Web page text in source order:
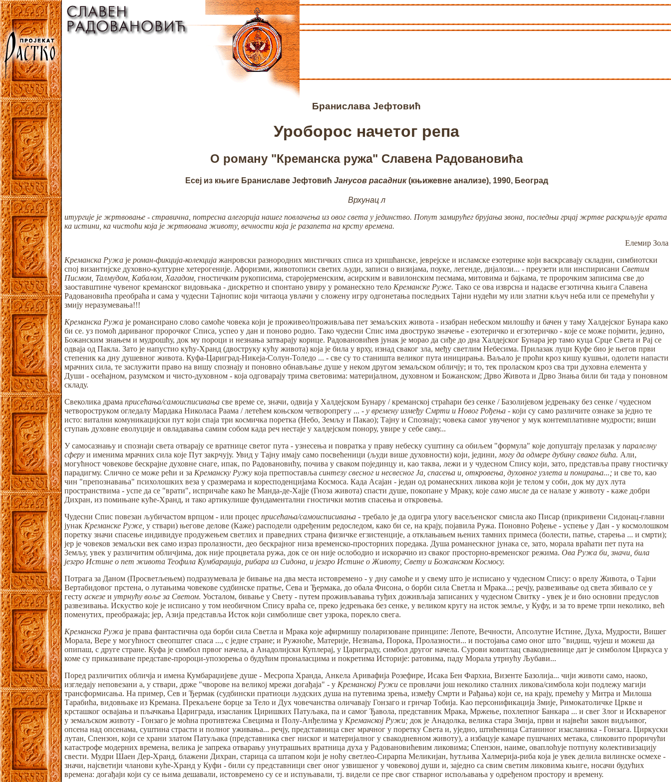
Бранислава Јефтовић
Уроборос начетог репа
О роману "Креманска ружа" Славена Радовановића
Есеј из књиге Браниславe Јефтовић Јанусов расадник(књижевне анализе), 1990, Београд
Врхунац л
итургије је жртвовање - стравична, потресна алегорија нашег повлачења из овог света у јединство. Попут замирућег брујања звона, последњи грцај жртве раскриљује врата
ка истини, ка чистоћи која је жртвована животу, вечности која је разапета на крсту времена.
Елемир Зола
Креманска Ружа је роман-фикција-колекција жанровски разнородних мистичких списа из хришћанске, јеврејске и исламске езотерике који васкрсавају складни, симбиотски
спој византијске духовно-културне хетерогеније. Афоризми, животописи светих људи, записи о визијама, поуке, легенде, дијалози... - преузети или инспирисани Светим
Писмом, Талмудом, Кабалом, Хагадом, гностичким рукописима, старојерменским, асирским и вавилонским песмама, митовима и бајкама, те пророчким записима све до
заоставштине чувеног креманског видовњака - дискретно и спонтано увиру у романескно тело Креманске Руже. Тако се ова изврсна и надасве егзотична књига Славена
Радовановића преобраћа и сама у чудесни Тајнопис који читаоца увлачи у сложену игру одгонетања последњих Тајни нудећи му или златни кључ неба или се премећући у
змију неразумевања!!!
Креманска Ружа је романсирано слово самоће човека који је проживео/проживљава пет земаљских живота - изабран небеском милошћу и бачен у таму Халдејског Бунара како
би се. уз помоћ дариваног пророчког Списа, успео у дан и поново родио. Тако чудесни Спис има двоструко значење - езотеричко и егзотеричко - које се може појмити, једино,
Божанским знањем и мудрошћу, док му пороци и незнања затварају корице. Радовановићев јунак је морао да сиђе до дна Халдејског Бунара јер тамо куца Срце Света и Рај се
одваја од Пакла. Зато је напустио кућу-Хранд (двоструку кућу живота) која је била у врху, изнад сваког зла, међу светлим Небесима. Прилазак луци Куфе био је његов први
степеник ка дну душевног живота. Куфа-Цариград-Никеја-Солун-Толедо ... - све су то станишта великог пута иницирања. Ваљало је проћи кроз кишу кушњи, одолети напасти
мрачних сила, те заслужити право на вишу спознају и поновно обнављање душе у неком другом земаљском обличју; и то, тек проласком кроз сва три духовна елемента у
Души - осећајном, разумском и чисто-духовном - која одговарају трима световима: материјалном, духовном и Божанском; Дрво Живота и Дрво Знања били би тада у поновном
складу.
Свеколика драма присећања/самоисписивања све време се, значи, одвија у Халдејском Бунару / креманској страћари без сенке / Базолијевом једрењаку без сенке / чудесном
четвороструком огледалу Мардака Николаса Раама / летећем коњском четворопрегу ... - у времену између Смрти и Новог Рођења - који су само различите ознаке за једно те
исто: витални комуникацијски пут који спаја три космичка поретка (Небо, Земљу и Пакао); Тајну и Спознају; човека самог увученог у мук контемплативне мудрости; виши
ступањ духовне еволуције и овладавања самим собом када реч нестаје у халдејском понору, увире у себе саму...
У самосазнању и спознаји света отварају се вратнице светог пута - узнесења и повратка у праву небеску суштину са обиљем "формула" које допуштају прелазак у паралелну
сферу и именима мрачних сила које Пут закрчују. Увид у Тајну имају само посвећеници (људи више духовности) који, једини,могу да одмере дубину сваког бића. Али,
могућност човекове бескрајне духовне снаге, ипак, по Радовановићу, почива у сваком појединцу и, као таква, лежи и у чудесном Спису који, зато, представља праву гностичку
парадигму. Слично се може рећи и за Креманску Ружу која претпоставља синтезу свесног и несвесног Ја, спасења и, откровења, духовног узлета и понирања...; и све то, као
чин "препознавања" психолошких веза у сразмерама и коресподенцијама Космоса. Када Асајан - један од романескних ликова који је телом у соби, док му дух лута
пространствима - успе да се "врати", испричаће како ће Манда-де-Хајје (Гноза живота) спасти душе, покопане у Мраку, које само мисле да се налазе у животу - каже добри
Дихран, из помињане куће-Хранд, и тако артикулише фундаментални гностички мотив спасења и откровења.
Чудесни Спис повезан љубичастом врпцом - или процес присећања/самоисписивања - требало је да одигра улогу васељенског смисла ако Писар (прикривени Сидонац-главни
јунак Креманске Руже, у ствари) његове делове (Каже) расподели одређеним редоследом, како би се, на крају, појавила Ружа. Поновно Рођење - успење у Дан - у космолошком
поретку значи спасење индивидуе продужењем светлих и праведних страна физичке егзистенције, а отклањањем њених тамних примеса (болести, патње, старења ... и смрти);
јер је човеков земаљски век само израз пролазности, део бескрајног низа временско-просторних поредака. Душа романескног јунака се, зато, морала враћати пет пута на
Земљу, увек у различитим обличјима, док није процветала ружа, док се он није ослободио и искорачио из сваког просторно-временског режима. Ова Ружа би, значи, била
језгро Истине о пет живота Теофила Кумбараџија, рибара из Сидона, и језгро Истине о Животу, Свету и Божанском Космосу.
Потрага за Даном (Просветљењем) подразумевала је бивање на два места истовремено - у дну самоће и у свему што је исписано у чудесном Спису: о врелу Живота, о Тајни
Вертабидовог прстена, о лутањима човекове судбинске пратње, Сева и Ђермака, до обала Фисона, о борби сила Светла и Мрака...; речју, развезивање од света збивало се у
гесту аскезе и утрнућу воље за Светом. Уосталом, бивање у Свету - путем проживљавања туђих доживљаја записаних у чудесном Свитку - увек је и био основни предуслов
развезивања. Искуство које је исписано у том необичном Спису враћа се, преко једрењака без сенке, у великом кругу на исток земље, у Куфу, и за то време трпи неколико, већ
поменутих, преображаја; јер, Азија представља Исток који симболише свет узрока, порекло свега.
Креманска Ружа је права фантастична ода борби сила Светла и Мрака које афирмишу поларизоване принципе: Лепоте, Вечности, Апсолутне Истине, Духа, Мудрости, Вишег
Морала, Вере у могућност свеопштег спаса ..., с једне стране; и Ружноће, Материје, Незнања, Порока, Пролазности... и постојања само оног што "видиш, чујеш и можеш да
опипаш, с друге стране. Куфа је симбол првог начела, а Анадолијски Куплерај, у Цариграду, симбол другог начела. Сурови ковитлац свакодневнице дат је симболом Циркуса у
коме су приказиване представе-пророци-упозорења о будућим проналасцима и покретима Историје: ратовима, паду Морала утрнућу Љубави...
Поред различитих обличја и имена Кумбараџијеве душе - Месропа Хранда, Анкела Аривафија Розефире, Исака Бен Фархиа, Визенте Базолија... чији животи само, наоко,
изгледају неповезани а, у ствари, држе "чворове на великој мрежи догађаја" - у Креманској Ружи се провлачи још неколико сталних ликова/симбола који подлежу магији
трансформисања. На пример, Сев и Ђермак (судбински пратиоци људских душа на путевима зрења, између Смрти и Рађања) који се, на крају, премећу у Митра и Милоша
Тарабића, видовњаке из Кремана. Прекаљене борце за Тело и Дух човечанства оличавају Гонзаго и грнчар Тобија. Као персонификација Змије, Римокатоличке Цркве и
крсташког освајања и пљачкања Цариграда, изасланик Циришких Патуљака, па и самог Ђавола, представник Мрака, Мржење, похлепног Банкара ... и свег Злог и Исквареног
у земаљском животу - Гонзаго је моћна противтежа Свецима и Полу-Анђелима у Креманској Ружи; док је Анадолка, велика стара Змија, први и највећи закон видљивог,
опсена над опсенама, суштина страсти и полног уживања... речју, представница свег мрачног у поретку Света и, уједно, штићеница Сатаниног изасланика - Гонзага. Циркуски
лутан, Спензон, који се храни златом Патуљака (представника свег ниског и материјалног у свакодневном животу), а избацује камаре пушчаних метака, сликовито проричући
катастрофе модерних времена, велика је запрека отварању унутрашњих вратница духа у Радовановићевим ликовима; Спензон, наиме, оваплоћује потпуну колективизацију
свести. Мудри Шаен Дер-Хранд, блажени Дихран, старица са штапом који је ноћу светлео-Сирарпа Меликијан, ћутљива Халмерија-риба која је увек делила вилинске осмехе -
значи, најсветији чланови куће-Хранд у Куфи - били су представници свег оног узвишеног у човековој души и, заједно са свим светим ликовима књиге, носачи будућих
времена: догађаји који су се њима дешавали, истовремено су се и испуњавали, тј. видели се пре свог стварног испољавања у одређеном простору и времену.